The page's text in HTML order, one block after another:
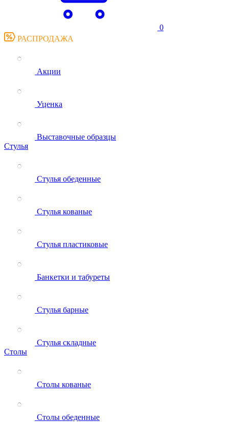
0
РАСПРОДАЖА
Акции
Уценка
Выставочные образцы
Стулья
Стулья обеденные
Стулья кованые
Стулья пластиковые
Банкетки и табуреты
Стулья барные
Стулья складные
Столы
Столы кованые
Столы обеденные